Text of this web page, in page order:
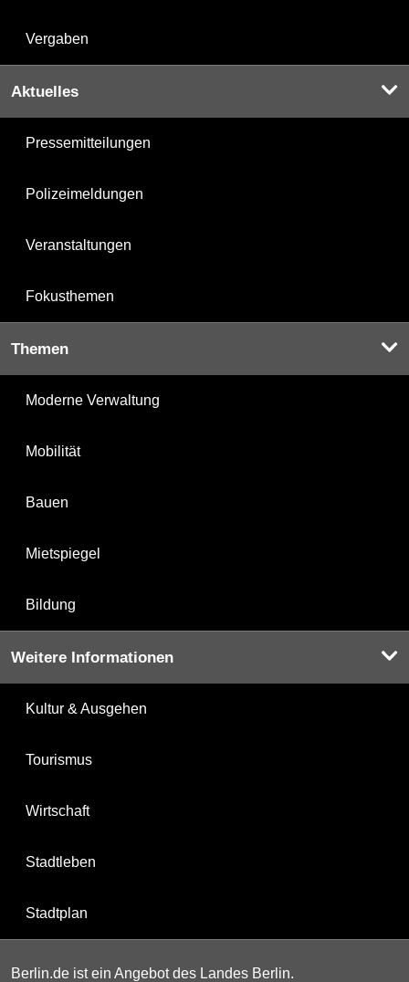
Vergaben
Aktuelles
Pressemitteilungen
Polizeimeldungen
Veranstaltungen
Fokusthemen
Themen
Moderne Verwaltung
Mobilität
Bauen
Mietspiegel
Bildung
Weitere Informationen
Kultur & Ausgehen
Tourismus
Wirtschaft
Stadtleben
Stadtplan
Berlin.de ist ein Angebot des Landes Berlin.